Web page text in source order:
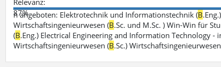
87%
n angeboten: Elektrotechnik und Informationstechnik (B
Wirtschaftsingenieurwesen (B.Sc. und M.Sc. ) Win-Win für
(B.Eng.) Electrical Engineering and Information Technology
Wirtschaftsingenieurwesen (B.Sc.) Wirtschaftsingenieurwesen